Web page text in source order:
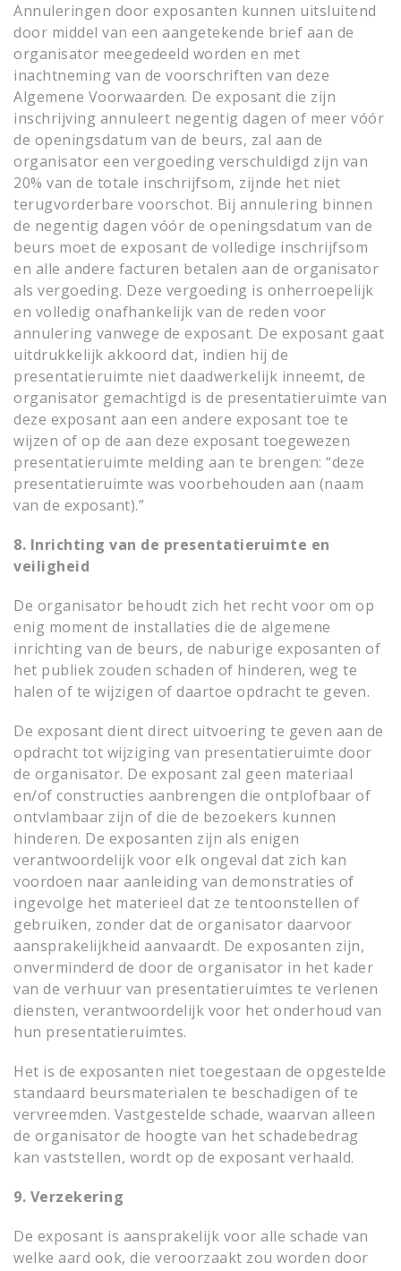
Annuleringen door exposanten kunnen uitsluitend
door middel van een aangetekende brief aan de
organisator meegedeeld worden en met
inachtneming van de voorschriften van deze
Algemene Voorwaarden. De exposant die zijn
inschrijving annuleert negentig dagen of meer vóór
de openingsdatum van de beurs, zal aan de
organisator een vergoeding verschuldigd zijn van
20% van de totale inschrijfsom, zijnde het niet
terugvorderbare voorschot. Bij annulering binnen
de negentig dagen vóór de openingsdatum van de
beurs moet de exposant de volledige inschrijfsom
en alle andere facturen betalen aan de organisator
als vergoeding. Deze vergoeding is onherroepelijk
en volledig onafhankelijk van de reden voor
annulering vanwege de exposant. De exposant gaat
uitdrukkelijk akkoord dat, indien hij de
presentatieruimte niet daadwerkelijk inneemt, de
organisator gemachtigd is de presentatieruimte van
deze exposant aan een andere exposant toe te
wijzen of op de aan deze exposant toegewezen
presentatieruimte melding aan te brengen: “deze
presentatieruimte was voorbehouden aan (naam
van de exposant).”
8. Inrichting van de presentatieruimte en
veiligheid
De organisator behoudt zich het recht voor om op
enig moment de installaties die de algemene
inrichting van de beurs, de naburige exposanten of
het publiek zouden schaden of hinderen, weg te
halen of te wijzigen of daartoe opdracht te geven.
De exposant dient direct uitvoering te geven aan de
opdracht tot wijziging van presentatieruimte door
de organisator. De exposant zal geen materiaal
en/of constructies aanbrengen die ontplofbaar of
ontvlambaar zijn of die de bezoekers kunnen
hinderen. De exposanten zijn als enigen
verantwoordelijk voor elk ongeval dat zich kan
voordoen naar aanleiding van demonstraties of
ingevolge het materieel dat ze tentoonstellen of
gebruiken, zonder dat de organisator daarvoor
aansprakelijkheid aanvaardt. De exposanten zijn,
onverminderd de door de organisator in het kader
van de verhuur van presentatieruimtes te verlenen
diensten, verantwoordelijk voor het onderhoud van
hun presentatieruimtes.
Het is de exposanten niet toegestaan de opgestelde
standaard beursmaterialen te beschadigen of te
vervreemden. Vastgestelde schade, waarvan alleen
de organisator de hoogte van het schadebedrag
kan vaststellen, wordt op de exposant verhaald.
9. Verzekering
De exposant is aansprakelijk voor alle schade van
welke aard ook, die veroorzaakt zou worden door